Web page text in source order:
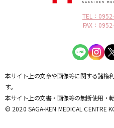
TEL：
FAX：
本サイト上の文章や画像等に関する諸権
す。
本サイト上の文書・画像等の無断使用・
© 2020 SAGA-KEN MEDICAL CENTRE